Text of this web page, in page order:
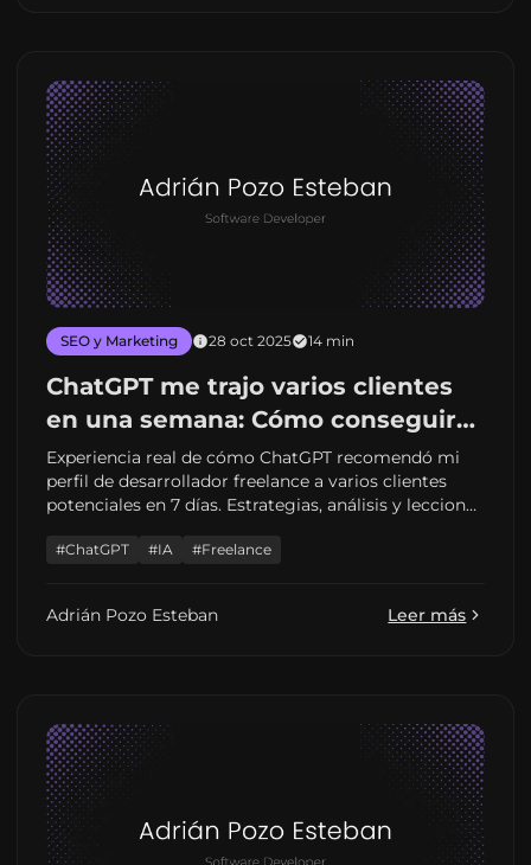
SEO y Marketing 28 oct 2025 14 min
ChatGPT me trajo varios clientes
en una semana: Cómo conseguir
visibilidad en IA
Experiencia real de cómo ChatGPT recomendó mi
perfil de desarrollador freelance a varios clientes
potenciales en 7 días. Estrategias, análisis y lecciones
#ChatGPT #IA #Freelance
Adrián Pozo Esteban Leer más